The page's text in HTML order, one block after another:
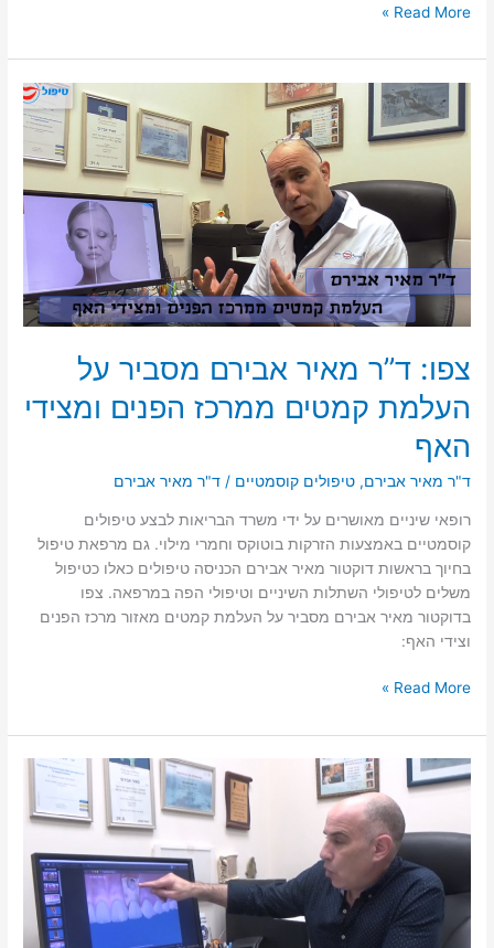
ד”ר
אבירם
:
פתרונות
שיניים
חסרות
Read More »
צפו: ד”ר מאיר אבירם מסביר על
העלמת קמטים ממרכז הפנים ומצידי
האף
ד"ר מאיר אבירם, טיפולים קוסמטיים/ ד"ר מאיר אבירם
רופאי שיניים מאושרים על ידי משרד הבריאות לבצע טיפולים
קוסמטיים באמצעות הזרקות בוטוקס וחמרי מילוי. גם מרפאת טיפול
בחיוך בראשות דוקטור מאיר אבירם הכניסה טיפולים כאלו כטיפול
משלים לטיפולי השתלות השיניים וטיפולי הפה במרפאה. צפו
בדוקטור מאיר אבירם מסביר על העלמת קמטים מאזור מרכז הפנים
וצידי האף:
צפו:
מאיר
אבירם
מסביר
העלמת
קמטים
ממרכז
הפנים
ומצידי
Read More »